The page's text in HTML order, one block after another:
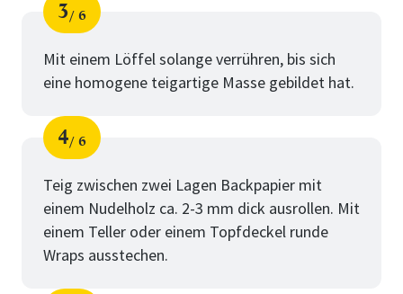
Schritt
3
von
6
Mit einem Löffel solange verrühren, bis sich
eine homogene teigartige Masse gebildet hat.
Schritt
4
von
6
Teig zwischen zwei Lagen Backpapier mit
einem Nudelholz ca. 2-3 mm dick ausrollen. Mit
einem Teller oder einem Topfdeckel runde
Wraps ausstechen.